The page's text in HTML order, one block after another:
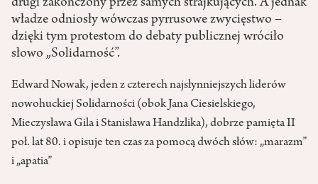
władze odniosły wówczas pyrrusowe zwycięstwo –
dzięki tym protestom do debaty publicznej wróciło
słowo „Solidarność”.
Edward Nowak, jeden z czterech najsłynniejszych liderów
nowohuckiej Solidarności (obok Jana Ciesielskiego,
Mieczysława Gila i Stanisława Handzlika), dobrze pamięta II
poł. lat 80. i opisuje ten czas za pomocą dwóch słów: „marazm”
i „apatia”